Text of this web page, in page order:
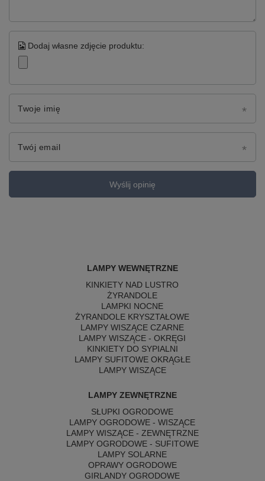
Dodaj własne zdjęcie produktu:
Twoje imię
Twój email
Wyślij opinię
LAMPY WEWNĘTRZNE
KINKIETY NAD LUSTRO
ŻYRANDOLE
LAMPKI NOCNE
ŻYRANDOLE KRYSZTAŁOWE
LAMPY WISZĄCE CZARNE
LAMPY WISZĄCE - OKRĘGI
KINKIETY DO SYPIALNI
LAMPY SUFITOWE OKRĄGŁE
LAMPY WISZĄCE
LAMPY ZEWNĘTRZNE
SŁUPKI OGRODOWE
LAMPY OGRODOWE - WISZĄCE
LAMPY WISZĄCE - ZEWNĘTRZNE
LAMPY OGRODOWE - SUFITOWE
LAMPY SOLARNE
OPRAWY OGRODOWE
GIRLANDY OGRODOWE